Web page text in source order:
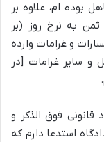
بوده ام، علاوه بر
به نرخ روز (بر
و غرامات وارده
و سایر غرامات [در
قانونی فوق الذکر و
استدعا دارم که